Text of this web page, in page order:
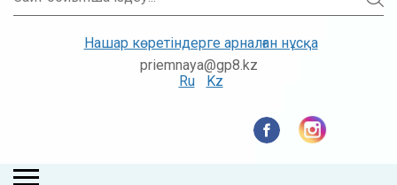
Нашар көретіндерге арналған нұсқа
priemnaya@gp8.kz
Ru
Kz